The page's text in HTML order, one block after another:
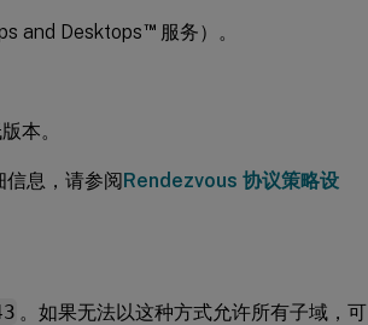
and Desktops™服务）。
本。
息，请参阅Rendezvous 协议策略设
。如果无法以这种方式允许所有子域，可